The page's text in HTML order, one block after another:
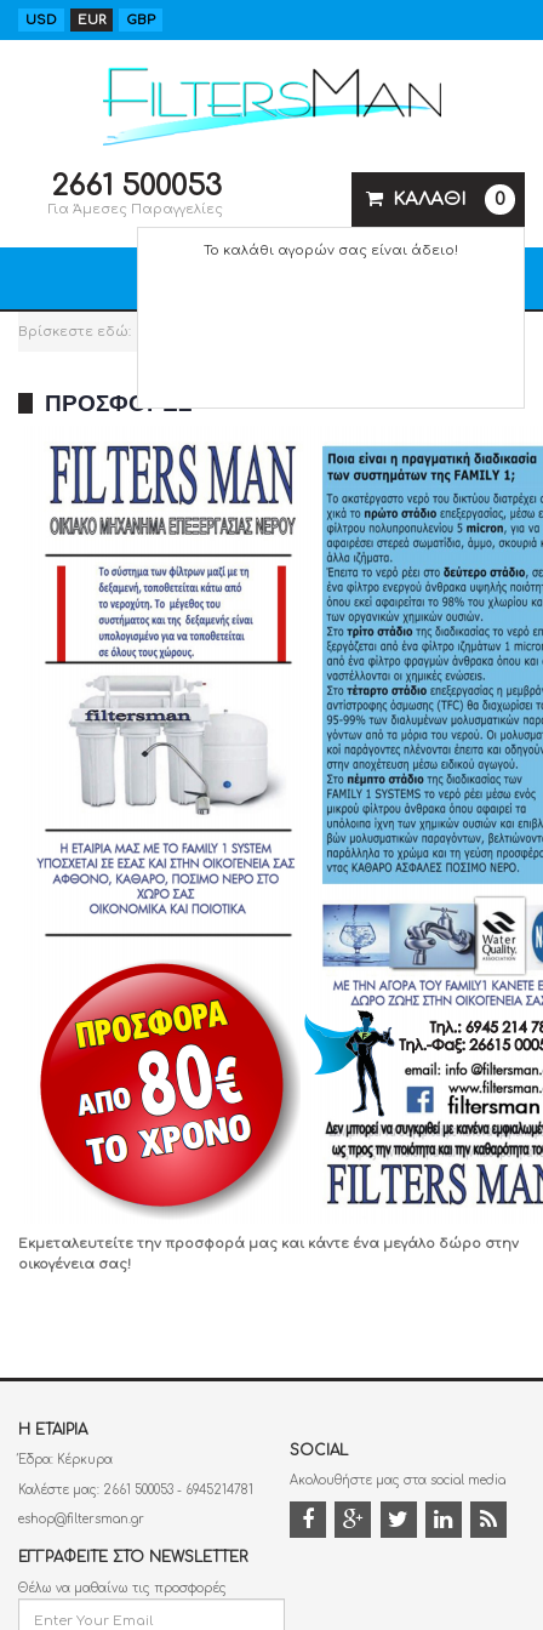
USD EUR GBP
2661 500053
Για Άμεσες Παραγγελίες ΚΑΛΑΘΙ 0
Το καλάθι αγορών σας είναι άδειο!
Βρίσκεστε εδώ:
ΠΡΟΣΦΟΡΈΣ
Εκμεταλευτείτε την προσφορά μας και κάντε ένα μεγάλο δώρο στην
οικογένεια σας!
Η ΕΤΑΙΡΊΑ
Έδρα: Κέρκυρα
Καλέστε μας: 2661 500053 - 6945214781
eshop@filtersman.gr
SOCIAL
Ακολουθήστε μας στα social media
ΕΓΓΡΑΦΕΊΤΕ ΣΤΟ NEWSLETTER
Θέλω να μαθαίνω τις προσφορές